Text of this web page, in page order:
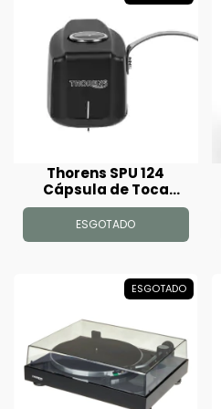
Thorens SPU 124
Cápsula de Toca
Discos
ESGOTADO
ESGOTADO